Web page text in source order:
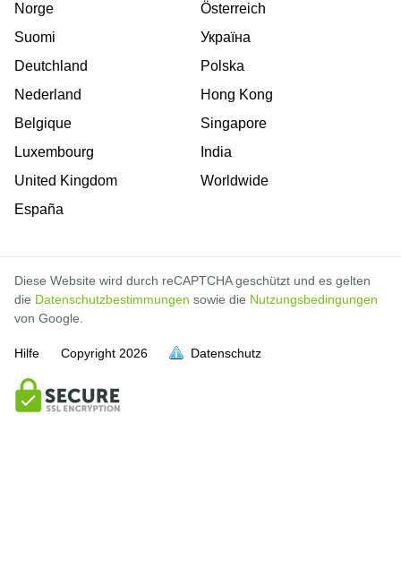
Norge
Suomi
Deutchland
Nederland
Belgique
Luxembourg
United Kingdom
España
Österreich
Україна
Polska
Hong Kong
Singapore
India
Worldwide
Diese Website wird durch reCAPTCHA geschützt und es gelten
die Datenschutzbestimmungen sowie die Nutzungsbedingungen
von Google.
Hilfe Copyright 2026 Datenschutz